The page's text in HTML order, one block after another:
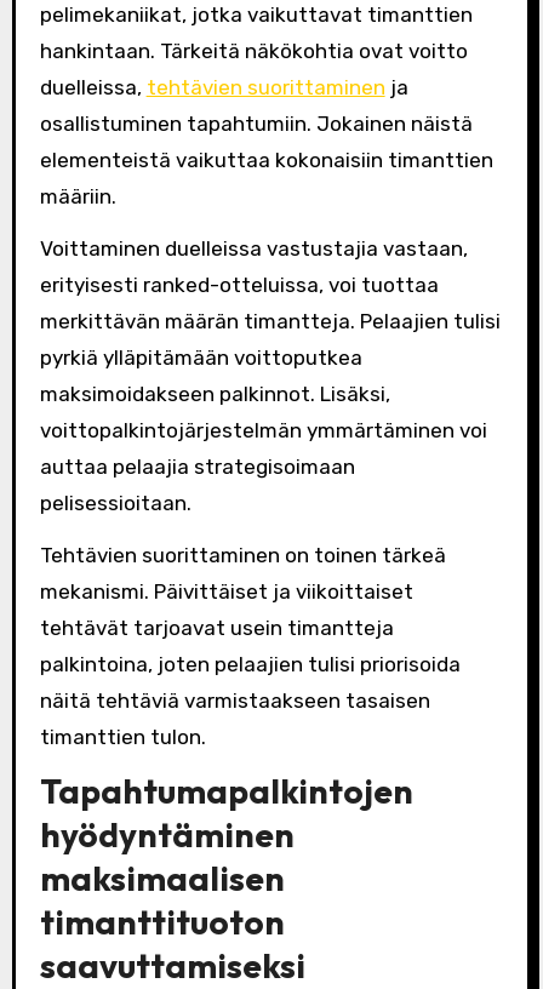
pelimekaniikat, jotka vaikuttavat timanttien
hankintaan. Tärkeitä näkökohtia ovat voitto
duelleissa, tehtävien suorittaminen ja
osallistuminen tapahtumiin. Jokainen näistä
elementeistä vaikuttaa kokonaisiin timanttien
määriin.
Voittaminen duelleissa vastustajia vastaan,
erityisesti ranked-otteluissa, voi tuottaa
merkittävän määrän timantteja. Pelaajien tulisi
pyrkiä ylläpitämään voittoputkea
maksimoidakseen palkinnot. Lisäksi,
voittopalkintojärjestelmän ymmärtäminen voi
auttaa pelaajia strategisoimaan
pelisessioitaan.
Tehtävien suorittaminen on toinen tärkeä
mekanismi. Päivittäiset ja viikoittaiset
tehtävät tarjoavat usein timantteja
palkintoina, joten pelaajien tulisi priorisoida
näitä tehtäviä varmistaakseen tasaisen
timanttien tulon.
Tapahtumapalkintojen
hyödyntäminen
maksimaalisen
timanttituoton
saavuttamiseksi